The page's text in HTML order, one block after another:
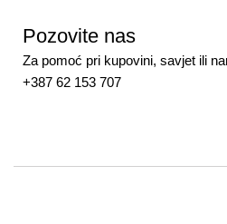
Pozovite nas
Za pomoć pri kupovini, savjet ili
+387 62 153 707